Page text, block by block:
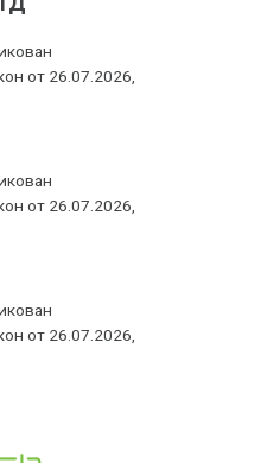
от 26.07.2026,
от 26.07.2026,
от 26.07.2026,